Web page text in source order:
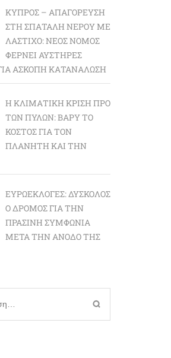
ΚΎΠΡΟΣ – ΑΠΑΓΌΡΕΥΣΗ
ΣΤΗ ΣΠΑΤΆΛΗ ΝΕΡΟΎ ΜΕ
ΛΆΣΤΙΧΟ: ΝΈΟΣ ΝΌΜΟΣ
ΦΈΡΝΕΙ ΑΥΣΤΗΡΈΣ
ΆΣΚΟΠΗ ΚΑΤΑΝΆΛΩΣΗ
Η ΚΛΙΜΑΤΙΚΉ ΚΡΊΣΗ ΠΡΟ
ΤΩΝ ΠΥΛΏΝ: BΑΡΎ ΤΟ
ΚΌΣΤΟΣ ΓΙΑ ΤΟΝ
ΠΛΑΝΉΤΗ ΚΑΙ ΤΗΝ
ΕΥΡΩΕΚΛΟΓΈΣ: ΔΎΣΚΟΛΟΣ
Ο ΔΡΌΜΟΣ ΓΙΑ ΤΗΝ
ΠΡΆΣΙΝΗ ΣΥΜΦΩΝΊΑ
ΜΕΤΆ ΤΗΝ ΆΝΟΔΟ ΤΗΣ